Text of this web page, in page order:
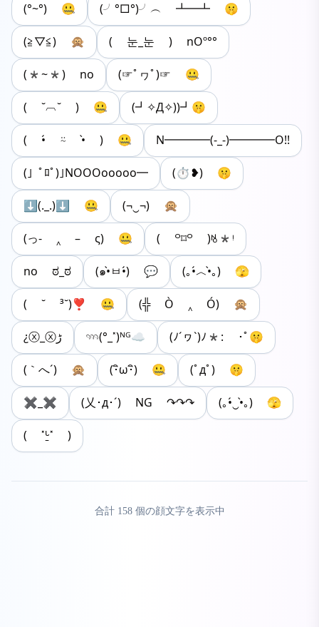
(°~°) 🤐 (╯°□°)╯︵ ┻━┻ 🤫
(≧▽≦) 🙊 ( 눈_눈 ) nOº°°
(*~*) no (☞ﾟヮﾟ)☞ 🤐
( ˘︹˘ ) 🤐 (┛✧Д✧))┛🤫
( •́ ⍨ •̀ ) 🤐 N━━━━(-_-)━━━━O!!
(」ﾟﾛﾟ)｣NOOOooooo━ (⏱❥) 🤫
⬇(._.)⬇ 🤐 (¬‿¬) 🙊
(っ- ‸ – ς) 🤐 ( ꒪⌑꒪ )ꂚ*ᵎ
no ಠ_ಠ (๑•̀ㅂ•́) 💬 (｡•́︿•̀｡) 🫣
( ˘ ³˘)❣ 🤐 (╬ Ò ‸ Ó) 🙊
¿ⓧ_ⓧﮌ 𓄺(°_˟)ᴺᴳ☁︎︎ (ﾉ´ヮ`)ﾉ*: ･ﾟ🤫
(｀へ´) 🙊 (･ิω･ิ) 🤐 (ﾟдﾟ) 🤫
✖_✖ (乂･д･´) NG ↷↷↷ (｡•́‿•̀｡) 🫣
( ˟ᒡ̱˟ )
合計 158個の顔文字を表示中